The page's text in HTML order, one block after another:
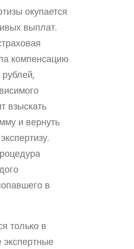
окупается
выплат.
компенсацию
взыскать
и вернуть
в
только в
экспертные